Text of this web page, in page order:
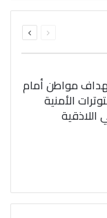
الصفحةالصفحة
مواطن أمام
الأمنية
اللاذقية